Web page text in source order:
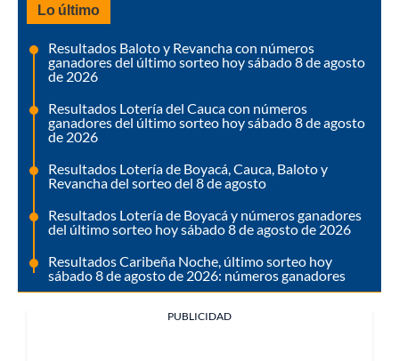
Lo último
Resultados Baloto y Revancha con números
ganadores del último sorteo hoy sábado 8 de agosto
de 2026
Resultados Lotería del Cauca con números
ganadores del último sorteo hoy sábado 8 de agosto
de 2026
Resultados Lotería de Boyacá, Cauca, Baloto y
Revancha del sorteo del 8 de agosto
Resultados Lotería de Boyacá y números ganadores
del último sorteo hoy sábado 8 de agosto de 2026
Resultados Caribeña Noche, último sorteo hoy
sábado 8 de agosto de 2026: números ganadores
PUBLICIDAD